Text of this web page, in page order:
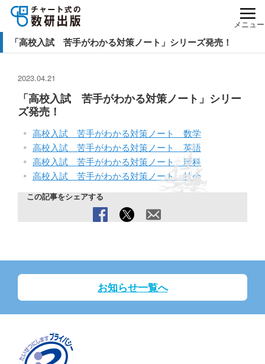
メニュー
「高校入試 苦手がわかる対策ノート」シリーズ発売！
「高校入試 苦手がわかる対策ノート」シリー
ズ発売！
2023.04.21
高校入試 苦手がわかる対策ノート 数学
高校入試 苦手がわかる対策ノート 英語
高校入試 苦手がわかる対策ノート 理科
高校入試 苦手がわかる対策ノート 社会
この記事をシェアする
お知らせ一覧へ